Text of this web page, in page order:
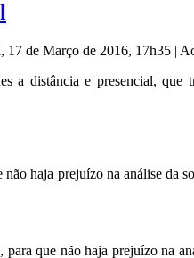
17 de Março de 2016, 17h35 |
distância e presencial, que
haja prejuízo na análise
que não haja prejuízo na